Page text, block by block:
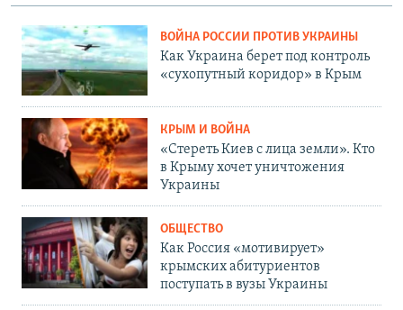
ВОЙНА РОССИИ ПРОТИВ УКРАИНЫ
Как Украина берет под контроль
«сухопутный коридор» в Крым
КРЫМ И ВОЙНА
«Стереть Киев с лица земли». Кто
в Крыму хочет уничтожения
Украины
ОБЩЕСТВО
Как Россия «мотивирует»
крымских абитуриентов
поступать в вузы Украины